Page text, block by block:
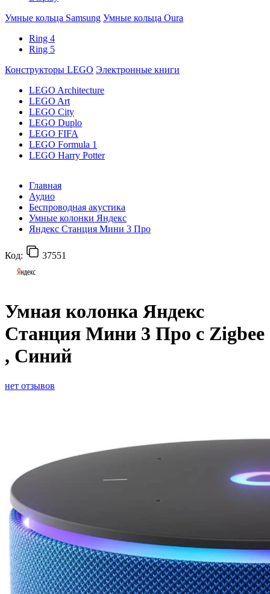
Умные кольца Samsung Умные кольца Oura
Ring 4
Ring 5
Конструкторы LEGO Электронные книги
LEGO Architecture
LEGO Art
LEGO City
LEGO Duplo
LEGO FIFA
LEGO Formula 1
LEGO Harry Potter
Главная
Аудио
Беспроводная акустика
Умные колонки Яндекс
Яндекс Станция Мини 3 Про
Код: 37551
Умная колонка Яндекс
Станция Мини 3 Про с Zigbee
, Синий
нет отзывов